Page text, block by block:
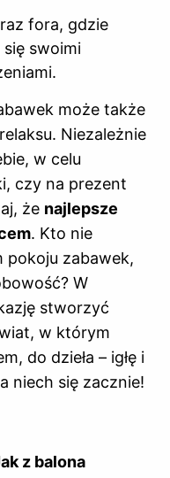
fora, gdzie
swoimi
może także
Niezależnie
w celu
czy na prezent
że najlepsze
. Kto nie
pokoju zabawek,
W
stworzyć
w którym
do dzieła – igłę i
niech się zacznie!
z balona